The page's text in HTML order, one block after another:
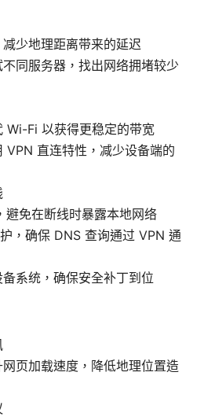
少地理距离带来的延迟
同服务器，找出网络拥堵较少
Wi-Fi 以获得更稳定的带宽
VPN 直连特性，减少设备端的
免在断线时暴露本地网络
，确保 DNS 查询通过 VPN 通
系统，确保安全补丁到位
页加载速度，降低地理位置造